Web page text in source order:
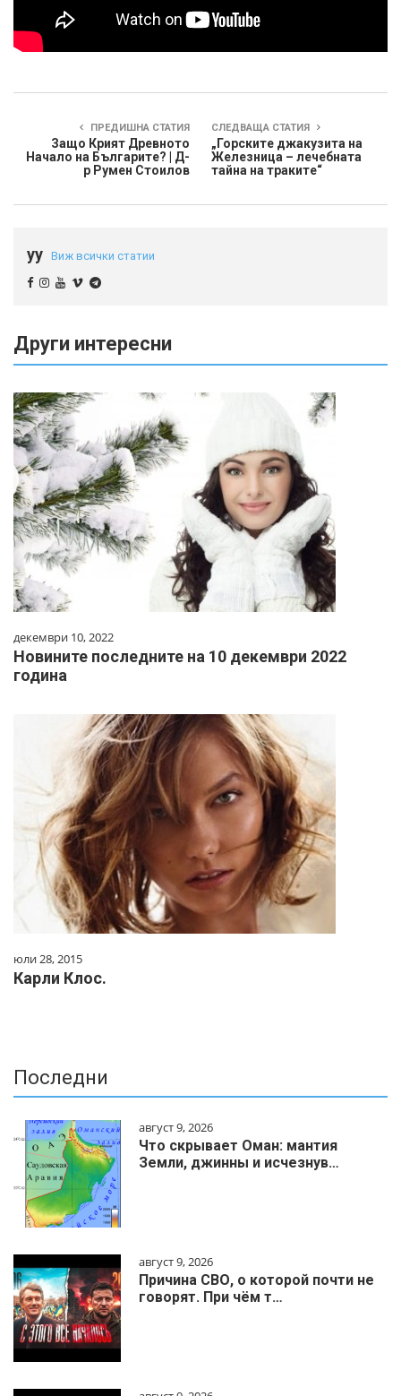
ПРЕДИШНА СТАТИЯ
Защо Крият Древното
Начало на Българите? | Д-
р Румен Стоилов
СЛЕДВАЩА СТАТИЯ
„Горските джакузита на
Железница – лечебната
тайна на траките“
yy Виж всички статии
Други интересни
декември 10, 2022
Новините последните на 10 декември 2022
година
юли 28, 2015
Карли Клос.
Последни
август 9, 2026
Что скрывает Оман: мантия
Земли, джинны и исчезнув…
август 9, 2026
Причина СВО, о которой почти не
говорят. При чём т…